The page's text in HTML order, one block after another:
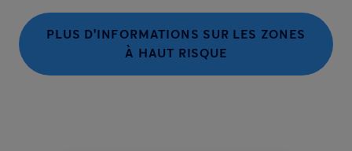
PLUS D'INFORMATIONS SUR LES ZONES
À HAUT RISQUE